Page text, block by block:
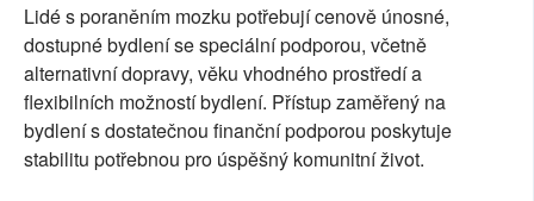
Lidé s poraněním mozku potřebují cenově únosné,
dostupné bydlení se speciální podporou, včetně
alternativní dopravy, věku vhodného prostředí a
flexibilních možností bydlení. Přístup zaměřený na
bydlení s dostatečnou finanční podporou poskytuje
stabilitu potřebnou pro úspěšný komunitní život.